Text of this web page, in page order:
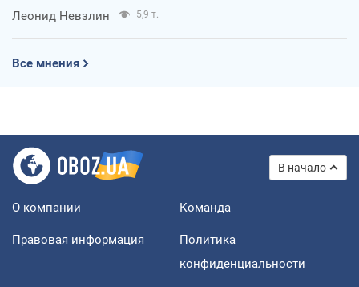
Леонид Невзлин 5,9 т.
Все мнения
В начало
О компании Команда
Правовая информация
Политика
конфиденциальности